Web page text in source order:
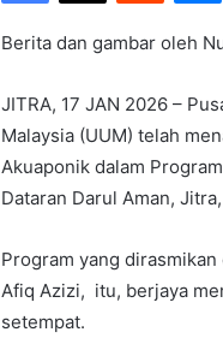
Berita dan gambar oleh
JITRA, 17 JAN 2026 –
Malaysia (UUM) telah
Akuaponik dalam
Dataran Darul Aman,
Program yang
Afiq Azizi, itu, berjaya
setempat.